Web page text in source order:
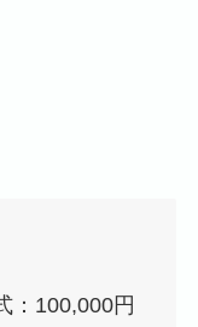
：100,000円